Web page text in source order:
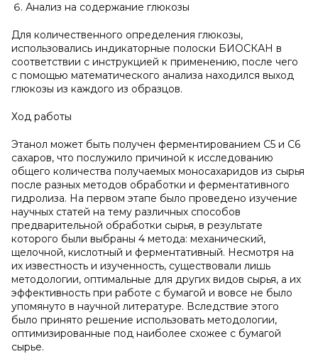
Анализ на содержание глюкозы
Для количественного определения глюкозы,
использовались индикаторные полоски БИОСКАН в
соответствии с инструкцией к применению, после чего
с помощью математического анализа находился выход
глюкозы из каждого из образцов.
Ход работы
Этанол может быть получен ферментированием C5 и C6
сахаров, что послужило причиной к исследованию
общего количества получаемых моносахаридов из сырья
после разных методов обработки и ферментативного
гидролиза. На первом этапе было проведено изучение
научных статей на тему различных способов
предварительной обработки сырья, в результате
которого были выбраны 4 метода: механический,
щелочной, кислотный и ферментативный. Несмотря на
их известность и изученность, существовали лишь
методологии, оптимальные для других видов сырья, а их
эффективность при работе с бумагой и вовсе не было
упомянуто в научной литературе. Вследствие этого
было принято решение использовать методологии,
оптимизированные под наиболее схожее с бумагой
сырье.